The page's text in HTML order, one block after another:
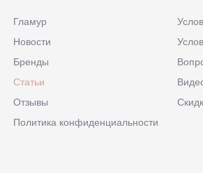
Гламур
Новости
Бренды
Статьи
Отзывы
Политика конфиденциальности